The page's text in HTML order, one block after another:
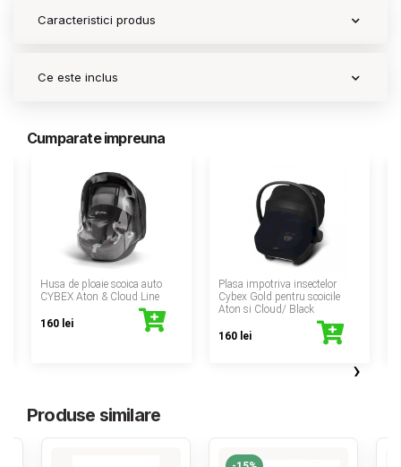
Caracteristici produs
Ce este inclus
Cumparate impreuna
Husa de ploaie scoica auto
CYBEX Aton & Cloud Line
160 lei
Plasa impotriva insectelor
Cybex Gold pentru scoicile
Aton si Cloud/ Black
160 lei
›
Produse similare